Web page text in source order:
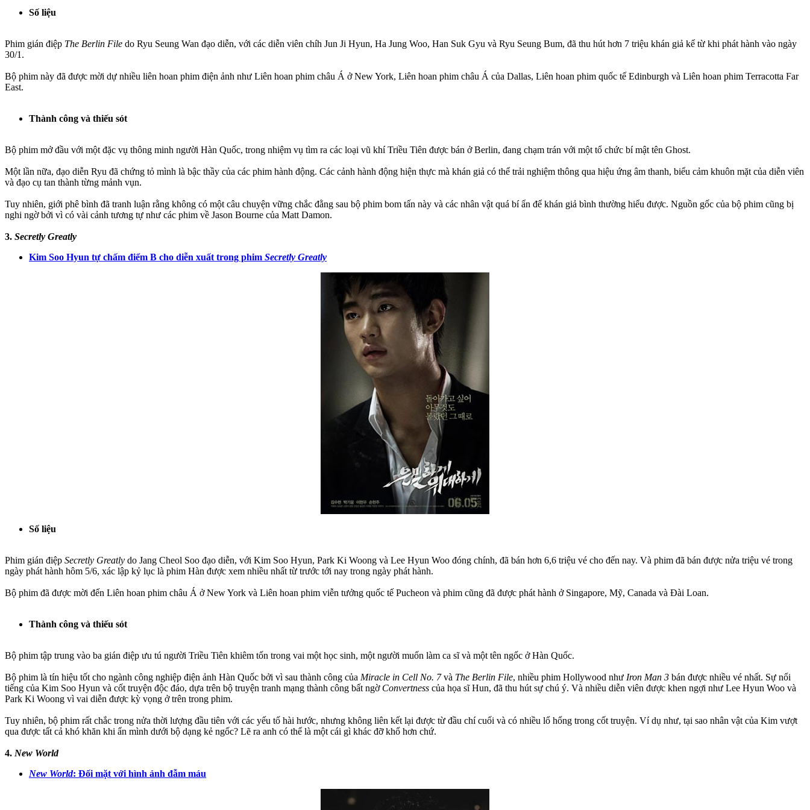
Số liệu
Phim gián điệp The Berlin File do Ryu Seung Wan đạo diễn, với các diễn viên chíh Jun Ji Hyun, Ha Jung Woo, Han Suk Gyu và Ryu Seung Bum, đã thu hút hơn 7 triệu khán giả kể từ khi phát hành vào ngày
30/1.
Bộ phim này đã được mời dự nhiều liên hoan phim điện ảnh như Liên hoan phim châu Á ở New York, Liên hoan phim châu Á của Dallas, Liên hoan phim quốc tế Edinburgh và Liên hoan phim Terracotta Far
East.
Thành công và thiếu sót
Bộ phim mở đầu với một đặc vụ thông minh người Hàn Quốc, trong nhiệm vụ tìm ra các loại vũ khí Triều Tiên được bán ở Berlin, đang chạm trán với một tổ chức bí mật tên Ghost.
Một lần nữa, đạo diễn Ryu đã chứng tỏ mình là bậc thầy của các phim hành động. Các cảnh hành động hiện thực mà khán giả có thể trải nghiệm thông qua hiệu ứng âm thanh, biểu cảm khuôn mặt của diễn viên
và đạo cụ tan thành từng mảnh vụn.
Tuy nhiên, giới phê bình đã tranh luận rằng không có một câu chuyện vững chắc đằng sau bộ phim bom tấn này và các nhân vật quá bí ẩn để khán giả bình thường hiểu được. Nguồn gốc của bộ phim cũng bị
nghi ngờ bởi vì có vài cảnh tương tự như các phim về Jason Bourne của Matt Damon.
3. Secretly Greatly
Kim Soo Hyun tự chấm điểm B cho diễn xuất trong phim Secretly Greatly
Số liệu
Phim gián điệp Secretly Greatly do Jang Cheol Soo đạo diễn, với Kim Soo Hyun, Park Ki Woong và Lee Hyun Woo đóng chính, đã bán hơn 6,6 triệu vé cho đến nay. Và phim đã bán được nửa triệu vé trong
ngày phát hành hôm 5/6, xác lập kỷ lục là phim Hàn được xem nhiều nhất từ trước tới nay trong ngày phát hành.
Bộ phim đã được mời đến Liên hoan phim châu Á ở New York và Liên hoan phim viễn tưởng quốc tế Pucheon và phim cũng đã được phát hành ở Singapore, Mỹ, Canada và Đài Loan.
Thành công và thiếu sót
Bộ phim tập trung vào ba gián điệp ưu tú người Triều Tiên khiêm tốn trong vai một học sinh, một người muốn làm ca sĩ và một tên ngốc ở Hàn Quốc.
Bộ phim là tín hiệu tốt cho ngành công nghiệp điện ảnh Hàn Quốc bởi vì sau thành công của Miracle in Cell No. 7và The Berlin File, nhiều phim Hollywood như Iron Man 3 bán được nhiều vé nhất. Sự nổi
tiếng của Kim Soo Hyun và cốt truyện độc đáo, dựa trên bộ truyện tranh mạng thành công bất ngờ Convertness của họa sĩ Hun, đã thu hút sự chú ý. Và nhiều diễn viên được khen ngợi như Lee Hyun Woo và
Park Ki Woong vì vai diễn được kỳ vọng ở trên trong phim.
Tuy nhiên, bộ phim rất chắc trong nửa thời lượng đầu tiên với các yếu tố hài hước, nhưng không liên kết lại được từ đầu chí cuối và có nhiều lổ hổng trong cốt truyện. Ví dụ như, tại sao nhân vật của Kim vượt
qua được tất cả khó khăn khi ẩn mình dưới bộ dạng kẻ ngốc? Lẽ ra anh có thể là một cái gì khác đỡ khổ hơn chứ.
4. New World
New World: Đối mặt với hình ảnh đẫm máu